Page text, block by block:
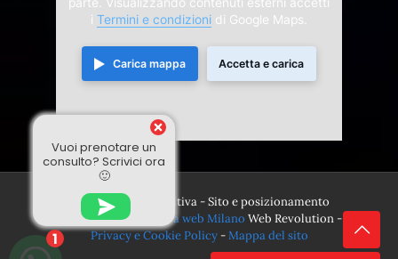
parte. Visualizzando contenuti esterni accetti
i Termini e condizioni di Google Maps.
Carica mappa Accetta e carica
© 2024 Divina Sensitiva - Sito e posizionamento
realizzato dall'
Agenzia web Milano Web Revolution -
Privacy e Cookie Policy-Mappa del sito
Vuoi prenotare un
consulto? Scrivici ora
🙂
1